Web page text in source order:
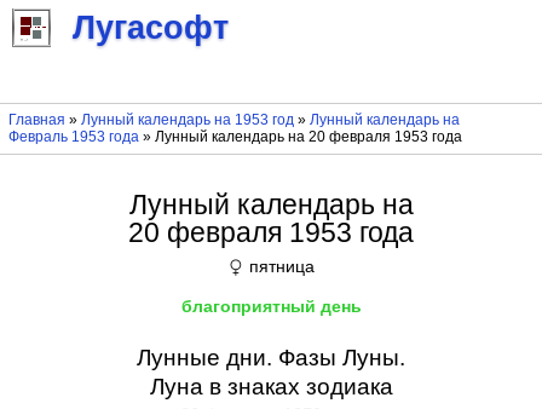
Лугасофт
Главная » Лунный календарь на 1953 год» Лунный календарь на
Февраль 1953 года» Лунный календарь на 20 февраля 1953 года
Лунный календарь на
20 февраля 1953 года
♀ пятница
благоприятный день
Лунные дни. Фазы Луны.
Луна в знаках зодиака